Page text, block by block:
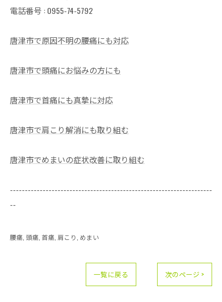
電話番号 : 0955-74-5792
唐津市で原因不明の腰痛にも対応
唐津市で頭痛にお悩みの方にも
唐津市で首痛にも真摯に対応
唐津市で肩こり解消にも取り組む
唐津市でめまいの症状改善に取り組む
--------------------------------------------------------------------
--
腰痛 頭痛 首痛 肩こり めまい
一覧に戻る 次のページ >